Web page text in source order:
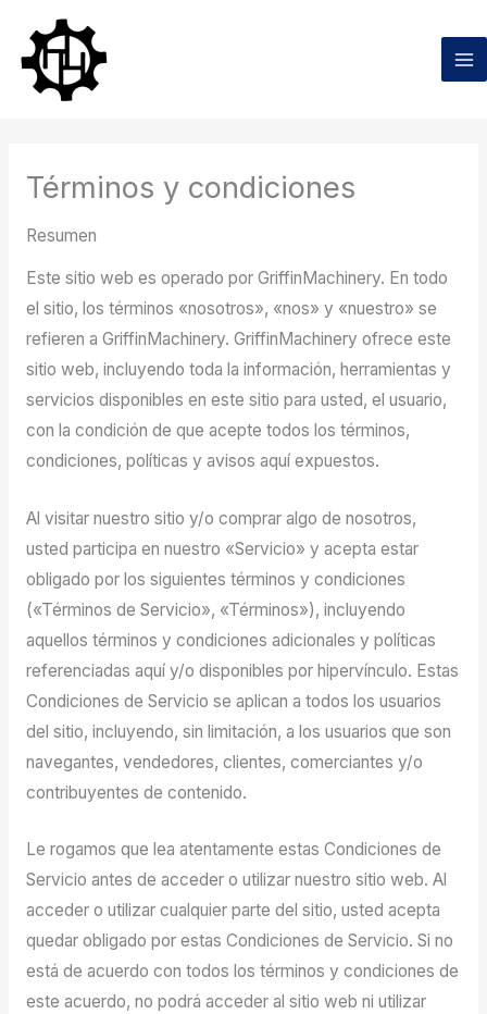
contenido
Términos y condiciones
Resumen
Este sitio web es operado por GriffinMachinery. En todo
el sitio, los términos «nosotros», «nos» y «nuestro» se
refieren a GriffinMachinery. GriffinMachinery ofrece este
sitio web, incluyendo toda la información, herramientas y
servicios disponibles en este sitio para usted, el usuario,
con la condición de que acepte todos los términos,
condiciones, políticas y avisos aquí expuestos.
Al visitar nuestro sitio y/o comprar algo de nosotros,
usted participa en nuestro «Servicio» y acepta estar
obligado por los siguientes términos y condiciones
(«Términos de Servicio», «Términos»), incluyendo
aquellos términos y condiciones adicionales y políticas
referenciadas aquí y/o disponibles por hipervínculo. Estas
Condiciones de Servicio se aplican a todos los usuarios
del sitio, incluyendo, sin limitación, a los usuarios que son
navegantes, vendedores, clientes, comerciantes y/o
contribuyentes de contenido.
Le rogamos que lea atentamente estas Condiciones de
Servicio antes de acceder o utilizar nuestro sitio web. Al
acceder o utilizar cualquier parte del sitio, usted acepta
quedar obligado por estas Condiciones de Servicio. Si no
está de acuerdo con todos los términos y condiciones de
este acuerdo, no podrá acceder al sitio web ni utilizar